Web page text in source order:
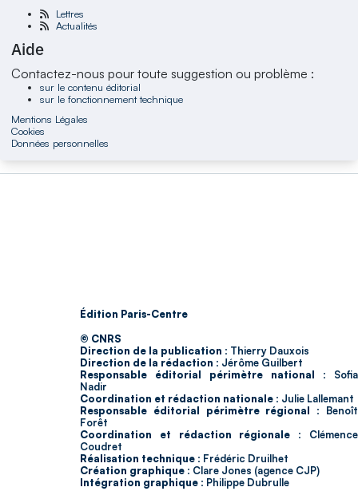
Lettres
Actualités
Aide
Contactez-nous pour toute suggestion ou problème :
sur le contenu éditorial
sur le fonctionnement technique
Mentions Légales
Cookies
Données personnelles
Édition Paris-Centre
© CNRS
Direction de la publication : Thierry Dauxois
Direction de la rédaction : Jérôme Guilbert
Responsable éditorial périmètre national : Sofia
Nadir
Coordination et rédaction nationale : Julie Lallemant
Responsable éditorial périmètre régional : Benoît
Forêt
Coordination et rédaction régionale : Clémence
Coudret
Réalisation technique : Frédéric Druilhet
Création graphique : Clare Jones (agence CJP)
Intégration graphique : Philippe Dubrulle